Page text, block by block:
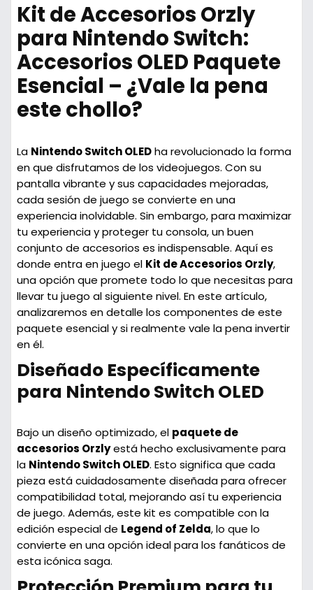
Kit de Accesorios Orzly
para Nintendo Switch:
Accesorios OLED Paquete
Esencial – ¿Vale la pena
este chollo?
La Nintendo Switch OLEDha revolucionado la forma
en que disfrutamos de los videojuegos. Con su
pantalla vibrante y sus capacidades mejoradas,
cada sesión de juego se convierte en una
experiencia inolvidable. Sin embargo, para maximizar
tu experiencia y proteger tu consola, un buen
conjunto de accesorios es indispensable. Aquí es
donde entra en juego el Kit de Accesorios Orzly,
una opción que promete todo lo que necesitas para
llevar tu juego al siguiente nivel. En este artículo,
analizaremos en detalle los componentes de este
paquete esencial y si realmente vale la pena invertir
en él.
Diseñado Específicamente
para Nintendo Switch OLED
Bajo un diseño optimizado, el paquete de
accesorios Orzlyestá hecho exclusivamente para
la Nintendo Switch OLED. Esto significa que cada
pieza está cuidadosamente diseñada para ofrecer
compatibilidad total, mejorando así tu experiencia
de juego. Además, este kit es compatible con la
edición especial de Legend of Zelda, lo que lo
convierte en una opción ideal para los fanáticos de
esta icónica saga.